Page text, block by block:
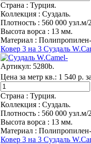
Страна : Турция.
Коллекция : Суздаль.
Плотность : 560 000 узл.м/
Высота ворса : 13 мм.
Материал :
Ковер 3 на 3 Суздаль
Артикул: 5280b.
Цена за метр кв.: 1 540 р.
Страна : Турция.
Коллекция : Суздаль.
Плотность : 560 000 узл.м/
Высота ворса : 13 мм.
Материал :
Ковер 3 на 3 Суздаль